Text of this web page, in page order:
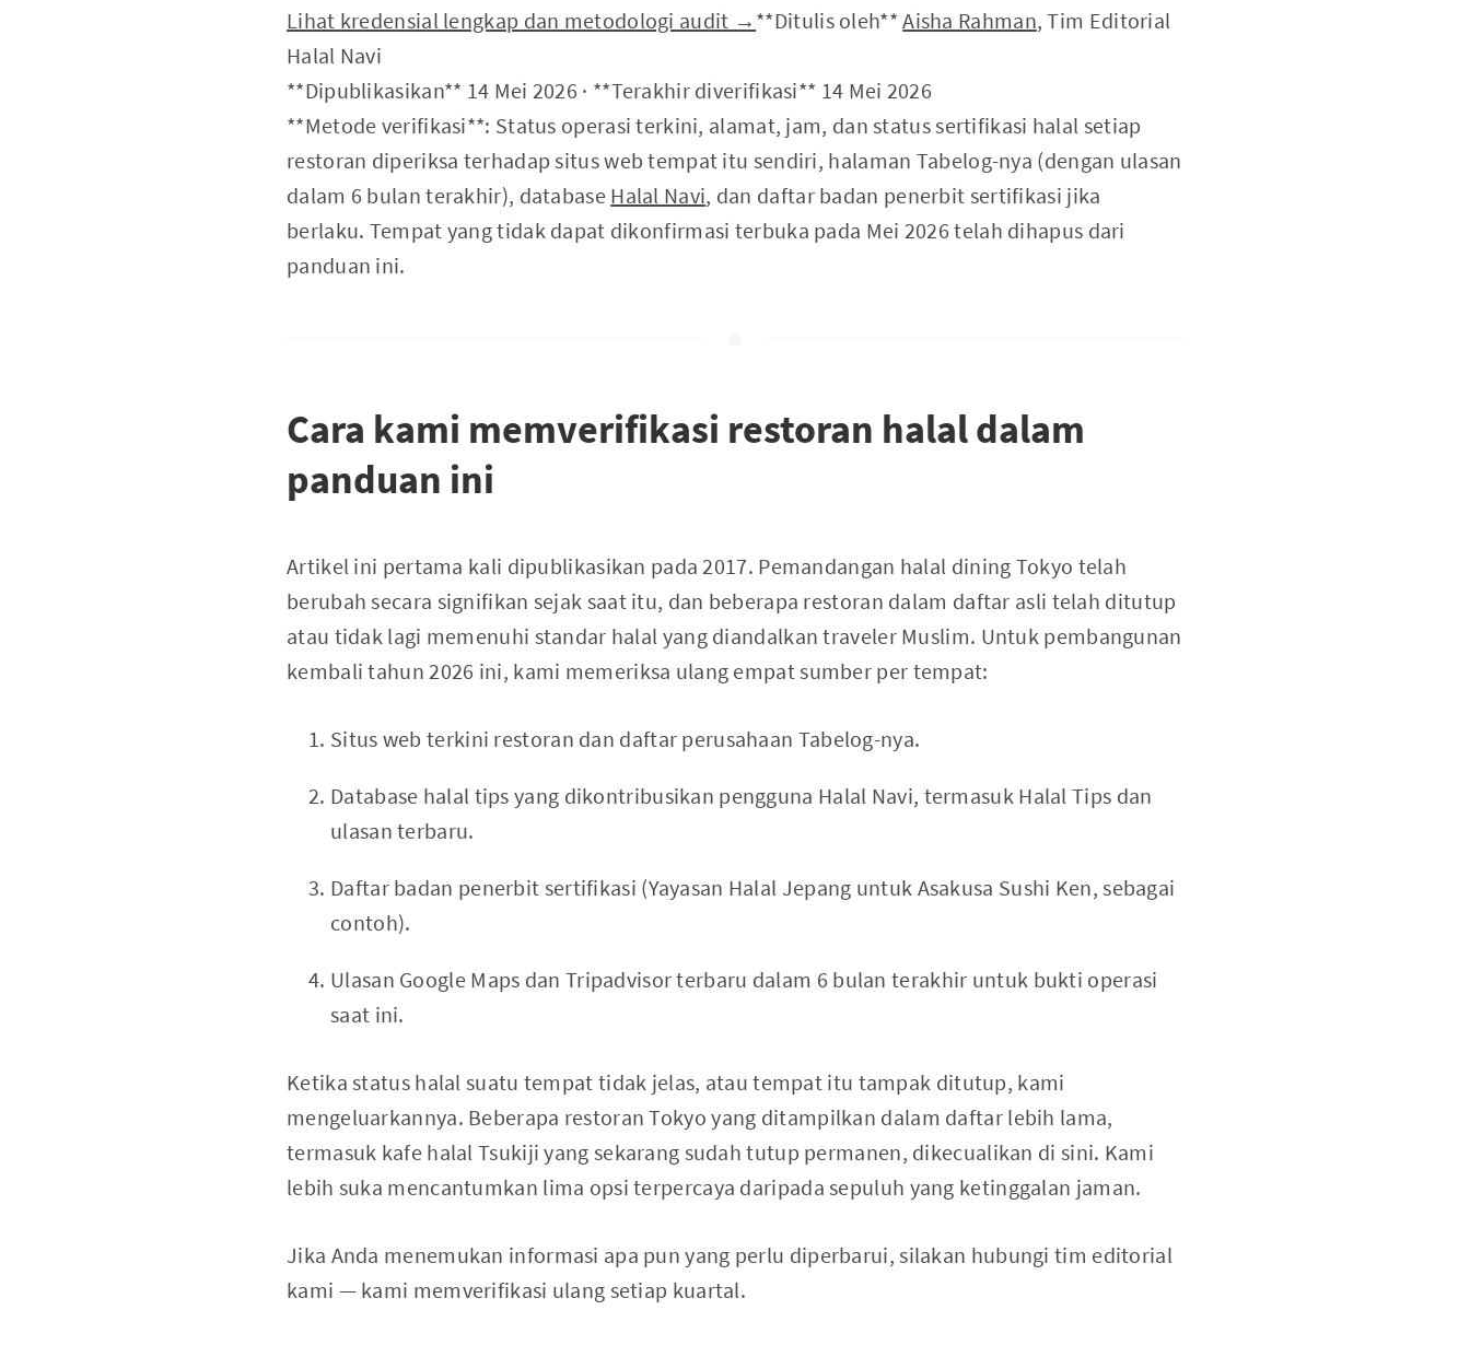
Lihat kredensial lengkap dan metodologi audit → **Ditulis oleh**Aisha Rahman, Tim Editorial
Halal Navi
**Dipublikasikan** 14 Mei 2026 · **Terakhir diverifikasi** 14 Mei 2026
**Metode verifikasi**: Status operasi terkini, alamat, jam, dan status sertifikasi halal setiap
restoran diperiksa terhadap situs web tempat itu sendiri, halaman Tabelog-nya (dengan ulasan
dalam 6 bulan terakhir), database Halal Navi, dan daftar badan penerbit sertifikasi jika
berlaku. Tempat yang tidak dapat dikonfirmasi terbuka pada Mei 2026 telah dihapus dari
panduan ini.
Cara kami memverifikasi restoran halal dalam
panduan ini
Artikel ini pertama kali dipublikasikan pada 2017. Pemandangan halal dining Tokyo telah
berubah secara signifikan sejak saat itu, dan beberapa restoran dalam daftar asli telah ditutup
atau tidak lagi memenuhi standar halal yang diandalkan traveler Muslim. Untuk pembangunan
kembali tahun 2026 ini, kami memeriksa ulang empat sumber per tempat:
Situs web terkini restoran dan daftar perusahaan Tabelog-nya.
Database halal tips yang dikontribusikan pengguna Halal Navi, termasuk Halal Tips dan
ulasan terbaru.
Daftar badan penerbit sertifikasi (Yayasan Halal Jepang untuk Asakusa Sushi Ken, sebagai
contoh).
Ulasan Google Maps dan Tripadvisor terbaru dalam 6 bulan terakhir untuk bukti operasi
saat ini.
Ketika status halal suatu tempat tidak jelas, atau tempat itu tampak ditutup, kami
mengeluarkannya. Beberapa restoran Tokyo yang ditampilkan dalam daftar lebih lama,
termasuk kafe halal Tsukiji yang sekarang sudah tutup permanen, dikecualikan di sini. Kami
lebih suka mencantumkan lima opsi terpercaya daripada sepuluh yang ketinggalan jaman.
Jika Anda menemukan informasi apa pun yang perlu diperbarui, silakan hubungi tim editorial
kami — kami memverifikasi ulang setiap kuartal.